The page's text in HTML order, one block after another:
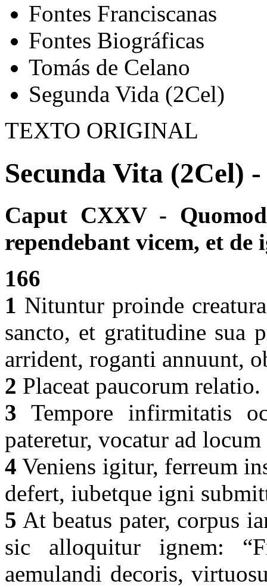
Fontes Franciscanas
Fontes Biográficas
Tomás de Celano
Segunda Vida (2Cel)
TEXTO ORIGINAL
Secunda Vita (2Cel) -
Caput CXXV -
rependebant vicem, et de
166
1 Nituntur proinde
sancto, et gratitudine sua
arrident, roganti annuunt,
2 Placeat paucorum relatio.
3 Tempore infirmitatis
pateretur, vocatur ad
4 Veniens igitur, ferreum
defert, iubetque igni
5 At beatus pater, corpus
sic alloquitur ignem:
aemulandi decoris,